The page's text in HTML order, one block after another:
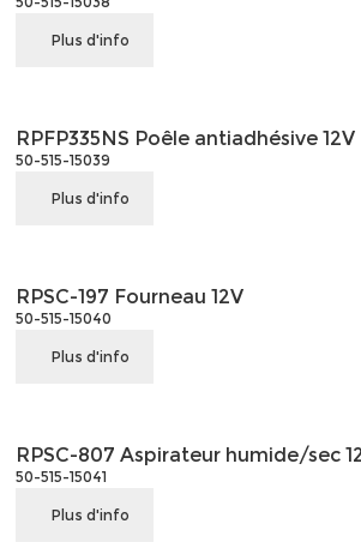
Plus d'info
RPFP335NS Poêle antiadhésive 12V
50-515-15039
Plus d'info
RPSC-197 Fourneau 12V
50-515-15040
Plus d'info
RPSC-807 Aspirateur humide/sec
50-515-15041
Plus d'info